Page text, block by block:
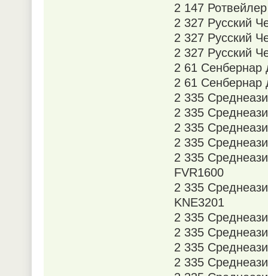
2 147
2 327 Русский
2 327 Русский
2 327 Русский
2 61 Сенбернар
2 61 Сенбернар
2 335
2 335
2 335
2 335
2 335
FVR1600
2 335
KNE3201
2 335
2 335
2 335
2 335